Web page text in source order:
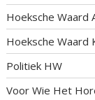
Hoeksche Waard
Hoeksche Waard
Politiek HW
Voor Wie Het